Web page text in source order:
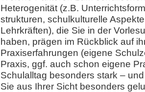
Heterogenität (z.B.
strukturen, schulkulturelle
Lehrkräften), die Sie in der
haben, prägen im Rückblick auf
Praxiserfahrungen (eigene
Praxis, ggf. auch schon eigene
Schulalltag besonders stark –
Sie aus Ihrer Sicht besonders